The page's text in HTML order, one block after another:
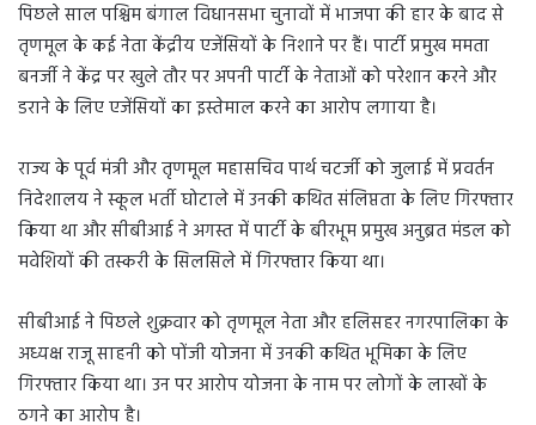
पिछले साल पश्चिम बंगाल विधानसभा चुनावों में भाजपा की हार के बाद से
तृणमूल के कई नेता केंद्रीय एजेंसियों के निशाने पर हैं। पार्टी प्रमुख ममता
बनर्जी ने केंद्र पर खुले तौर पर अपनी पार्टी के नेताओं को परेशान करने और
डराने के लिए एजेंसियों का इस्तेमाल करने का आरोप लगाया है।
राज्य के पूर्व मंत्री और तृणमूल महासचिव पार्थ चटर्जी को जुलाई में प्रवर्तन
निदेशालय ने स्कूल भर्ती घोटाले में उनकी कथित संलिप्तता के लिए गिरफ्तार
किया था और सीबीआई ने अगस्त में पार्टी के बीरभूम प्रमुख अनुब्रत मंडल को
मवेशियों की तस्करी के सिलसिले में गिरफ्तार किया था।
सीबीआई ने पिछले शुक्रवार को तृणमूल नेता और हलिसहर नगरपालिका के
अध्यक्ष राजू साहनी को पोंजी योजना में उनकी कथित भूमिका के लिए
गिरफ्तार किया था। उन पर आरोप योजना के नाम पर लोगों के लाखों के
ठगने का आरोप है।